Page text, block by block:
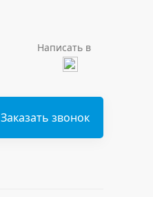
Написать в
Заказать звонок